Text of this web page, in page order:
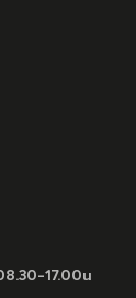
17.00u